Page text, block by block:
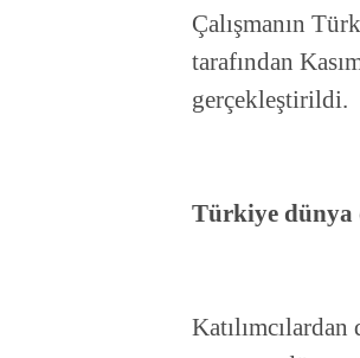
Çalışmanın
tarafından
gerçekleştirildi.
Türkiye dünya